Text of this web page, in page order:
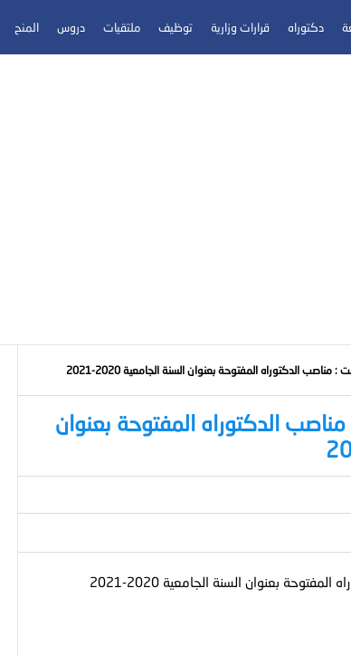
دكتوراه قرارات وزارية توظيف ملتقيات دروس المنح
الدكتوراه المفتوحة بعنوان السنة الجامعية 2020-2021
الدكتوراه المفتوحة بعنوان
بعنوان السنة الجامعية 2020-2021